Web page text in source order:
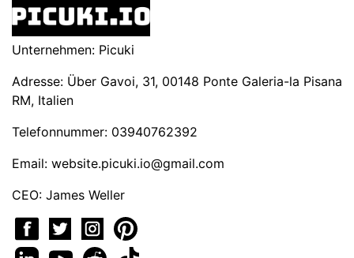
Unternehmen: Picuki
Adresse: Über Gavoi, 31, 00148 Ponte Galeria-la Pisana
RM, Italien
Telefonnummer: 03940762392
Email: website.picuki.io@gmail.com
CEO: James Weller